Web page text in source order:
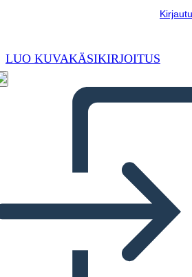
LUO KUVAKÄSIKIRJOITUS